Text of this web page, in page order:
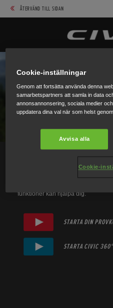
ÅTERVÄND TILL SIDAN
funktioner kan hjälpa dig.
STARTA DIN
STARTA CIVIC
Cookie-inställningar
Genom att fortsätta använda denna
samarbetspartners att samla in data
annonsannonsering, sociala medier
uppdatera dina val när som helst
Avvisa alla
Cookie-